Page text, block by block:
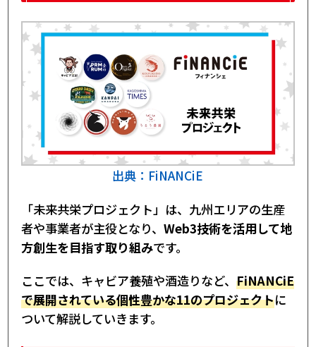
出典：FiNANCiE
「未来共栄プロジェクト」は、九州エリアの生産
者や事業者が主役となり、 Web3技術を活用して地
方創生を目指す取り組みです。
ここでは、キャビア養殖や酒造りなど、 FiNANCiE
で展開されている個性豊かな11のプロジェクトに
ついて解説していきます。